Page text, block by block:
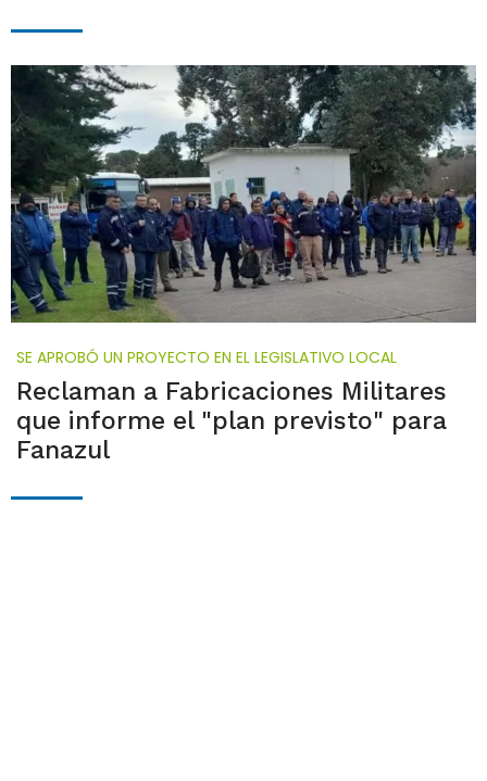
SE APROBÓ UN PROYECTO EN EL LEGISLATIVO LOCAL
Reclaman a Fabricaciones Militares
que informe el "plan previsto" para
Fanazul